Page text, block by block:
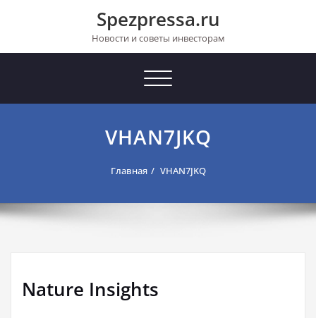
Spezpressa.ru
Новости и советы инвесторам
Toggle
VHAN7JKQ
Главная VHAN7JKQ
Nature Insights